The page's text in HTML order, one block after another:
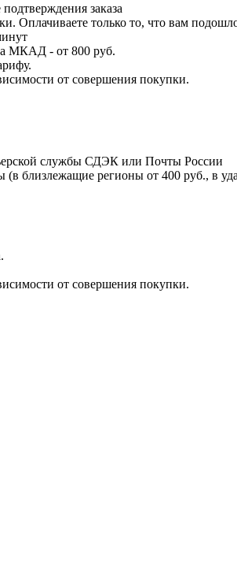
заказа
Оплачиваете только то, что вам
МКАД - от 800 руб.
от совершения покупки.
службы СДЭК или Почты России
(в близлежащие регионы от 400 руб., в
от совершения покупки.